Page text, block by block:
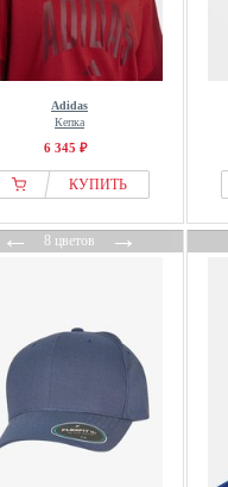
Adidas
Кепка
6 345 ₽
КУПИТЬ
←8 цветов→